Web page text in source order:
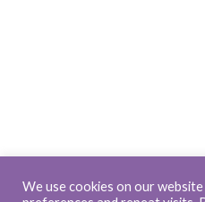
We use cookies on our